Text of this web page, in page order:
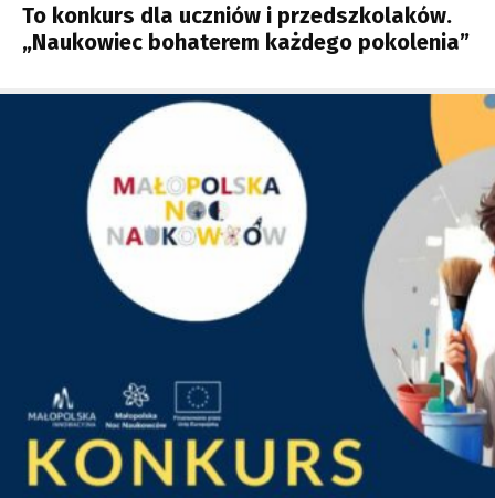
To konkurs dla uczniów i przedszkolaków.
„Naukowiec bohaterem każdego pokolenia”